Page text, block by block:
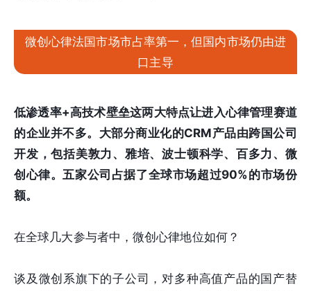
微创心律法国市场市占率第一，但国内市场仍由进
口主导
低渗透率+高技术壁垒这两大特点让进入心律管理赛道
的企业并不多。大部分商业化的CRM产品由跨国公司
开发，包括美敦力、雅培、波士顿科学、百多力、微
创心律。五家公司占据了全球市场超过90%的市场份
额。
在全球几大参与者中，微创心律地位如何？
谈及微创系旗下的子公司，对多种高值产品的国产替